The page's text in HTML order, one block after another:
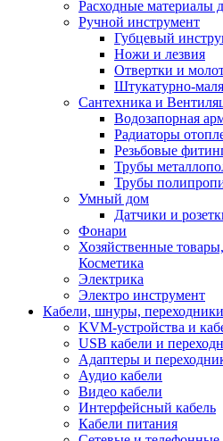
Расходные материалы
Ручной инструмент
Губцевый
Ножи и лезвия
Отвертки и
Штукатурно-
Сантехника и
Водозапорная
Радиаторы
Резьбовые
Трубы
Трубы
Умный дом
Датчики и
Фонари
Хозяйственные
Косметика
Электрика
Электро инструмент
Кабели, шнуры,
KVM-устройства и
USB кабели и
Адаптеры и
Аудио кабели
Видео кабели
Интерфейсный кабель
Кабели питания